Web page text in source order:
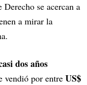
se acercan a
a mirar la
dos años
vendió por entre US$